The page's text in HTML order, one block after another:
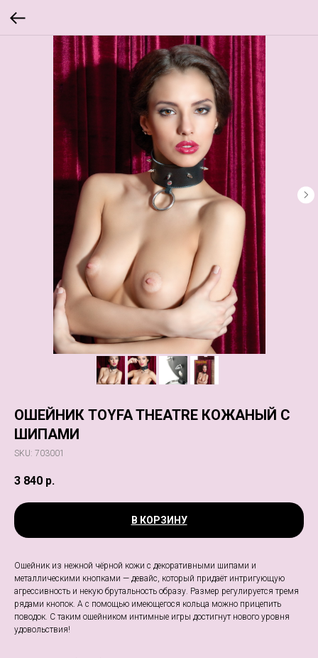
ОШЕЙНИК TOYFA THEATRE КОЖАНЫЙ С
ШИПАМИ
SKU: 703001
3 840 р.
В КОРЗИНУ
Ошейник из нежной чёрной кожи с декоративными шипами и
металлическими кнопками — девайс, который придаёт интригующую
агрессивность и некую брутальность образу. Размер регулируется тремя
рядами кнопок. А с помощью имеющегося кольца можно прицепить
поводок. С таким ошейником интимные игры достигнут нового уровня
удовольствия!